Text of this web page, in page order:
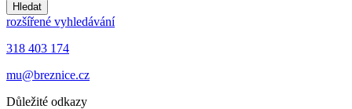
Hledat
rozšířené vyhledávání
318 403 174
mu@breznice.cz
Důležité odkazy